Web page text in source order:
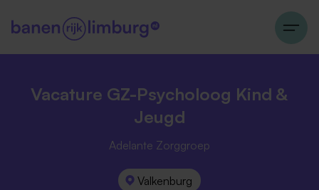
Vacature GZ-Psycholoog Kind &
Jeugd
Adelante Zorggroep
Valkenburg